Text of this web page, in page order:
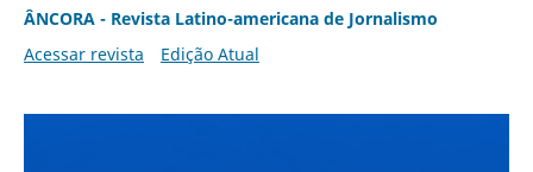
ÂNCORA - Revista Latino-americana de Jornalismo
Acessar revista
Edição Atual